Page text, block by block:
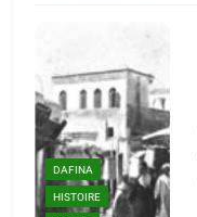
DAFINA
HISTOIRE